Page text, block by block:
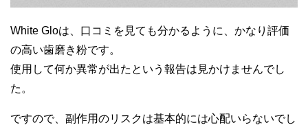
White Gloは、口コミを見ても分かるように、かなり評価
の高い歯磨き粉です。
使用して何か異常が出たという報告は見かけませんでし
た。
ですので、副作用のリスクは基本的には心配いらないでし